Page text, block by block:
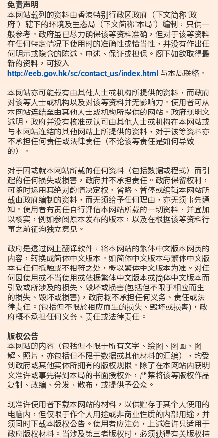
资料库
繁
免责声明
本网站载列的资料由香港特别行政区政府（下文简称"政
府"）辖下的环境及生态局（下文简称"本局"）编制，只供一
般参考。政府虽已尽力确保该等资料准确，但对于该等资料
在任何特定情况下使用时的准确性或恰当性，并没有作出任
何明示或隐含的陈述、申述、保证或担保。阁下如欲取得最
新的资料，可按入
http://eeb.gov.hk/sc/contact_us/index.html 与本局联络。
本网站亦可能载有由其他人士或机构所提供的资料，而政府
对该等人士或机构以及对该等资料并无影响力。使用者可从
本网站连结至由其他人士或机构所提供的网站。政府现明文
述明，政府并没有核准或认可由其他人士或机构在本网站或
与本网站连结的其他网站上所提供的资料，对于该等资料亦
不承担任何责任或法律责任（不论该等责任是如何导致
的）。
对于因或就本网站所载的任何资料（包括数据或程式）而引
起的任何损失或损害，政府并不承担责任。政府保留权利，
可随时运用其绝对酌情决定权，省略、暂停或编辑本网站所
载由政府编制的资料，而无须给予任何理由，亦无须事先通
知。使用者有责任自行评估本网站所载的一切资料，并宜加
以核实，例如参阅原本发布的版本，以及在根据该等资料行
事之前征询独立意见。
政府是透过网上翻译软件，将本网站的繁体中文版本网页的
内容，转换成简体中文版本。如简体中文版本与繁体中文版
本有任何抵触或不相符之处，概以繁体中文版本为准。对任
何因使用或不当使用或依据繁体中文版本或简体中文版本而
引致或所涉及的损失、毁坏或损害(包括但不限于相应而生
的损失、毁坏或损害)，政府概不承担任何义务、责任或法
律责任。(包括但不限於相应而生的损失、毁坏或损害)，政
府概不承担任何义务、责任或法律责任。
版权公告
本网站的内容（包括但不限于所有文字、绘图、图画、图
解、照片，亦包括但不限于数据或其他材料的汇编），均受
到政府或其他实体所拥有的版权规限。除了在本网站内获明
文准许或事先得到本局的书面授权外，严禁将该等版权作品
复制、改编、分发、散布，或提供予公众。
现准许使用者下载本网站的材料，以供贮存于其个人使用的
电脑内，但仅限于作个人用途或非商业性质的内部用途，并
须同时下载本版权公告。使用者应注意，上述准许只适用于
政府版权材料。当涉及第三者版权时，必须获得有关版权持